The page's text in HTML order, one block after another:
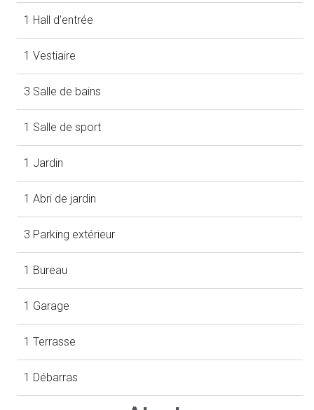
1 Hall d'entrée
1 Vestiaire
3 Salle de bains
1 Salle de sport
1 Jardin
1 Abri de jardin
3 Parking extérieur
1 Bureau
1 Garage
1 Terrasse
1 Débarras